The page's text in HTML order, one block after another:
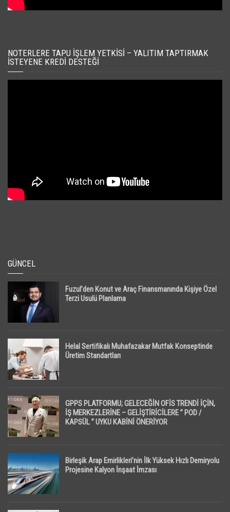
NOTERLERE TAPU İŞLEM YETKISI – YALITIM TAPTIRMAK
İSTEYENE KREDI DESTEĞI
GÜNCEL
Fuzul’den Konut ve Araç Finansmanında Kişiye Özel
Terzi Usulü Planlama
Helal Sertifikalı Muhafazakar Mutfak Konseptinde
Üretim Standartları
GPPS PLATFORMU; GELECEĞİN OFİS TRENDİ İÇİN,
İŞ MERKEZLERİNE – GELİŞTİRİCİLERE ” POD /
KAPSÜL ” UYKU KABİNİ ÖNERİYOR
Birleşik Arap Emirlikleri’nin İlk Yüksek Hızlı Demiryolu
Projesine Kalyon İnşaat İmzası